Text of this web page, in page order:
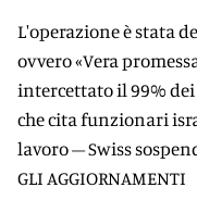
L'operazione è stata
ovvero «Vera
intercettato il 99%
che cita funzionari
lavoro – Swiss
GLI AGGIORNAMENTI